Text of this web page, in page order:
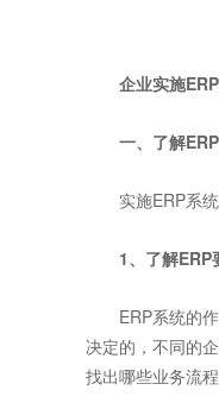
企业实施
一、了解ERP
实施ERP系统
1、了解ERP
ERP系统的作
决定的，不同的
找出哪些业务流